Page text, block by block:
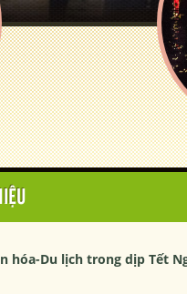
hóa-Du lịch trong dịp Tết